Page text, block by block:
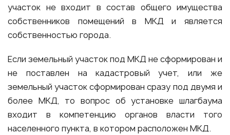
участок не входит в состав общего имущества
собственников помещений в МКД и является
собственностью города.
Если земельный участок под МКД не сформирован и
не поставлен на кадастровый учет, или же
земельный участок сформирован сразу под двумя и
более МКД, то вопрос об установке шлагбаума
входит в компетенцию органов власти того
населенного пункта, в котором расположен МКД.